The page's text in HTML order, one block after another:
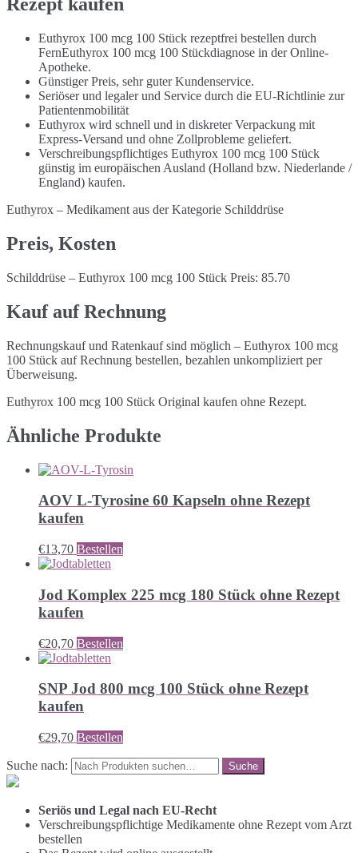
Rezept kaufen
Euthyrox 100 mcg 100 Stück rezeptfrei bestellen durch
FernEuthyrox 100 mcg 100 Stückdiagnose in der Online-
Apotheke.
Günstiger Preis, sehr guter Kundenservice.
Seriöser und legaler und Service durch die EU-Richtlinie zur
Patientenmobilität
Euthyrox wird schnell und in diskreter Verpackung mit
Express-Versand und ohne Zollprobleme geliefert.
Verschreibungspflichtiges Euthyrox 100 mcg 100 Stück
günstig im europäischen Ausland (Holland bzw. Niederlande /
England) kaufen.
Euthyrox – Medikament aus der Kategorie Schilddrüse
Preis, Kosten
Schilddrüse – Euthyrox 100 mcg 100 Stück Preis: 85.70
Kauf auf Rechnung
Rechnungskauf und Ratenkauf sind möglich – Euthyrox 100 mcg
100 Stück auf Rechnung bestellen, bezahlen unkompliziert per
Überweisung.
Euthyrox 100 mcg 100 Stück Original kaufen ohne Rezept.
Ähnliche Produkte
AOV L-Tyrosine 60 Kapseln ohne Rezept
kaufen
€13,70 Bestellen
Jod Komplex 225 mcg 180 Stück ohne Rezept
kaufen
€20,70 Bestellen
SNP Jod 800 mcg 100 Stück ohne Rezept
kaufen
€29,70 Bestellen
Suche nach:
Seriös und Legal nach EU-Recht
Verschreibungspflichtige Medikamente ohne Rezept vom Arzt
bestellen